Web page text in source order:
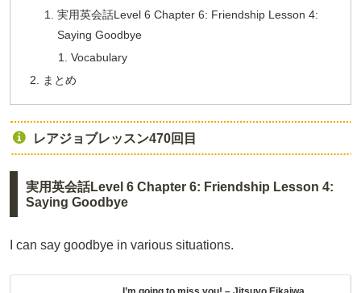
実用英会話Level 6 Chapter 6: Friendship Lesson 4:
Saying Goodbye
Vocabulary
まとめ
レアジョブレッスン470回目
実用英会話Level 6 Chapter 6: Friendship Lesson 4:
Saying Goodbye
I can say goodbye in various situations.